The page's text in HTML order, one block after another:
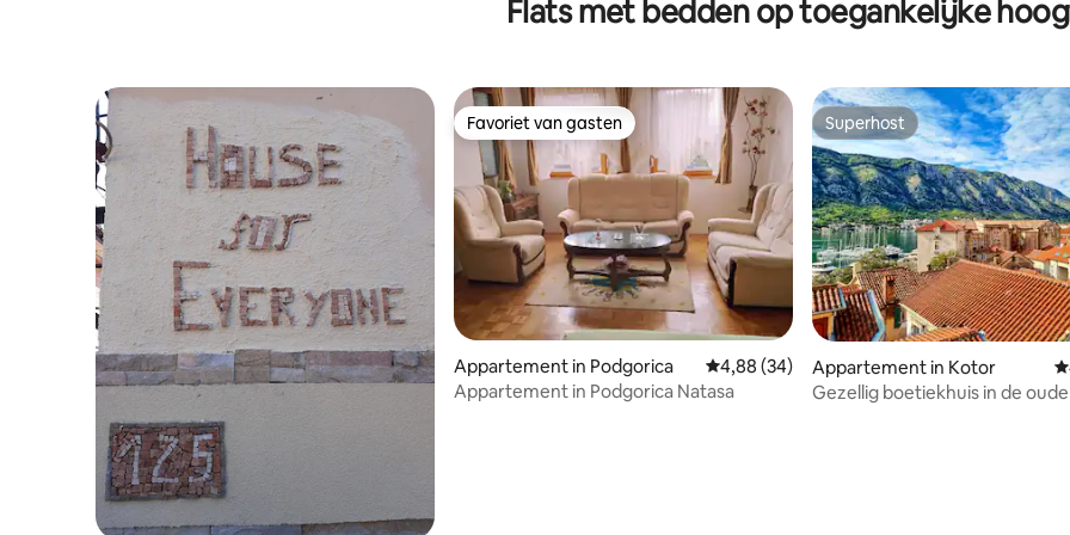
Flats met bedden op toegankelijke
Favoriet van gasten
Favoriet van gasten
Appartement in Podgorica Gemiddelde beoordeling van 4,88 uit 5, 34
4,88 (34)
Appartement in Podgorica Natasa
Superhost
Superhost
Appartement in Kotor
Gezellig boetiekhuis in de